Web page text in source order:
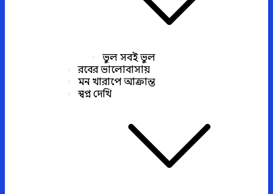
ভুল সবই ভুল
রবের ভালোবাসায়
মন খারাপে আক্রান্ত
স্বপ্ন দেখি